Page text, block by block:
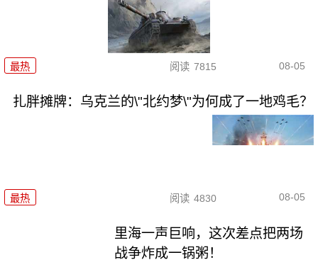
最热 阅读 7815 08-05
扎胖摊牌：乌克兰的\"北约梦\"为何成了一地鸡毛？
最热 阅读 4830 08-05
里海一声巨响，这次差点把两场
战争炸成一锅粥！